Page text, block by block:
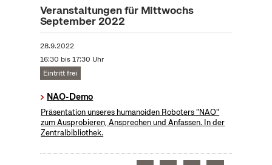
Veranstaltungen für Mittwochs
September 2022
28.9.2022
16:30 bis 17:30 Uhr
Eintritt frei
NAO-Demo
Präsentation unseres humanoiden Roboters "NAO"
zum Ausprobieren, Ansprechen und Anfassen. In der
Zentralbibliothek.